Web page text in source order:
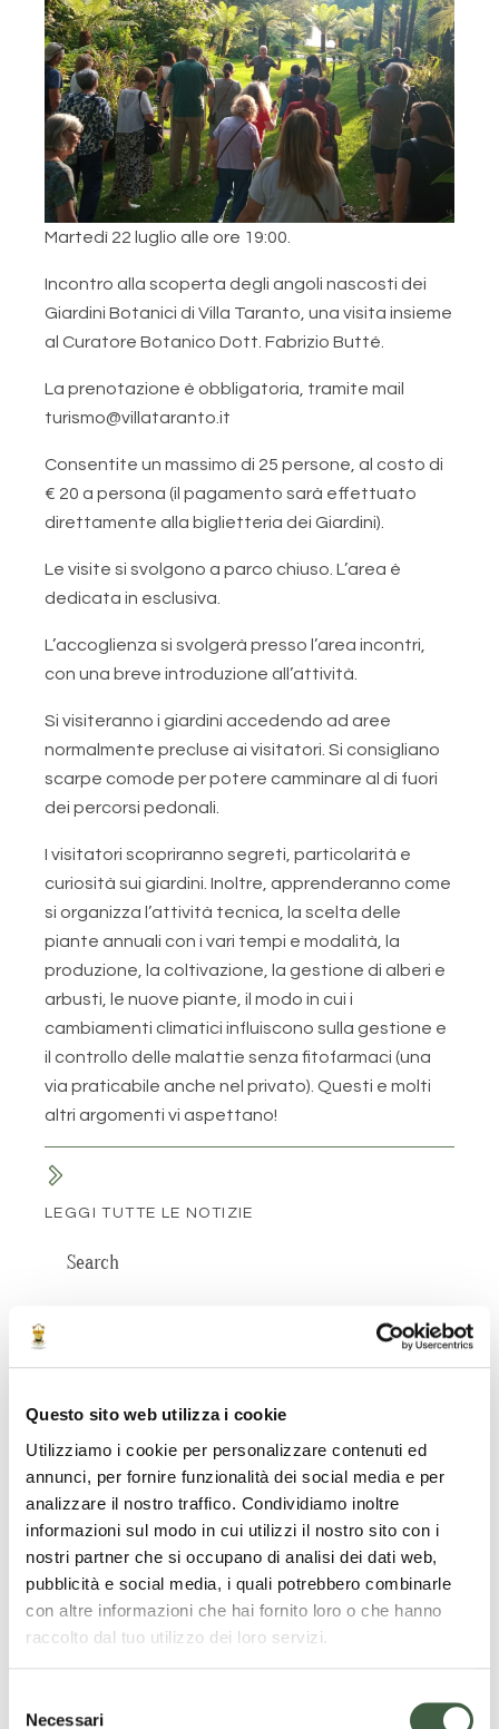
Questo sito web utilizza i cookie
Utilizziamo i cookie per personalizzare contenuti ed
annunci, per fornire funzionalità dei social media e per
analizzare il nostro traffico. Condividiamo inoltre
informazioni sul modo in cui utilizzi il nostro sito con i
nostri partner che si occupano di analisi dei dati web,
pubblicità e social media, i quali potrebbero combinarle
con altre informazioni che hai fornito loro o che hanno
raccolto dal tuo utilizzo dei loro servizi.
Necessari
Martedì 22 luglio alle ore 19:00.
Incontro alla scoperta degli angoli nascosti dei
Giardini Botanici di Villa Taranto, una visita insieme
al Curatore Botanico Dott. Fabrizio Butté.
La prenotazione è obbligatoria, tramite mail
turismo@villataranto.it
Consentite un massimo di 25 persone, al costo di
€ 20 a persona (il pagamento sarà effettuato
direttamente alla biglietteria dei Giardini).
Le visite si svolgono a parco chiuso. L’area è
dedicata in esclusiva.
L’accoglienza si svolgerà presso l’area incontri,
con una breve introduzione all’attività.
Si visiteranno i giardini accedendo ad aree
normalmente precluse ai visitatori. Si consigliano
scarpe comode per potere camminare al di fuori
dei percorsi pedonali.
I visitatori scopriranno segreti, particolarità e
curiosità sui giardini. Inoltre, apprenderanno come
si organizza l’attività tecnica, la scelta delle
piante annuali con i vari tempi e modalità, la
produzione, la coltivazione, la gestione di alberi e
arbusti, le nuove piante, il modo in cui i
cambiamenti climatici influiscono sulla gestione e
il controllo delle malattie senza fitofarmaci (una
via praticabile anche nel privato). Questi e molti
altri argomenti vi aspettano!
LEGGI TUTTE LE NOTIZIE
Search
Categorie
Approfondimenti
Appuntamenti
News